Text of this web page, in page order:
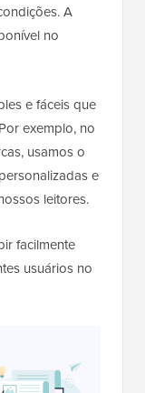
A
no
e fáceis que
exemplo, no
usamos o
e
leitores.
facilmente
usuários no